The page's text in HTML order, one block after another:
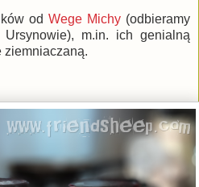
od Wege Michy (odbieramy
m.in. ich genialną
ziemniaczaną.